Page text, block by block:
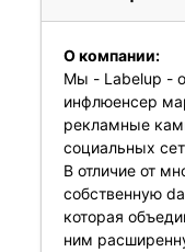
О компании:
Мы - Labelup -
инфлюенсер
рекламные
социальных
В отличие от
собственную
которая
ним